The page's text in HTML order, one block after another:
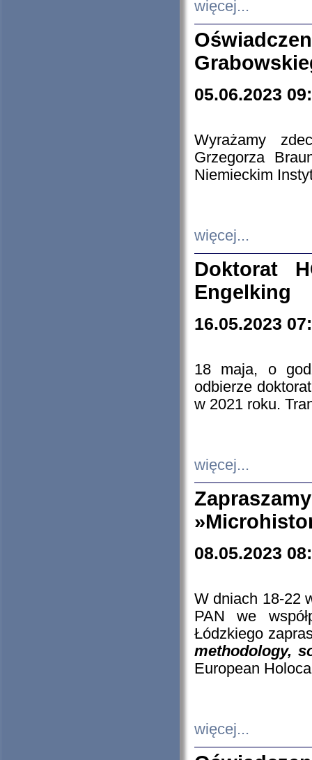
więcej...
05.06.2023
Wyrażamy
Grzegorza
Niemieckim
więcej...
Doktorat
Engelking
16.05.2023
18 maja, o
odbierze
w 2021 roku.
więcej...
08.05.2023
W dniach 18-22
PAN we
Łódzkiego
methodology,
European
więcej...